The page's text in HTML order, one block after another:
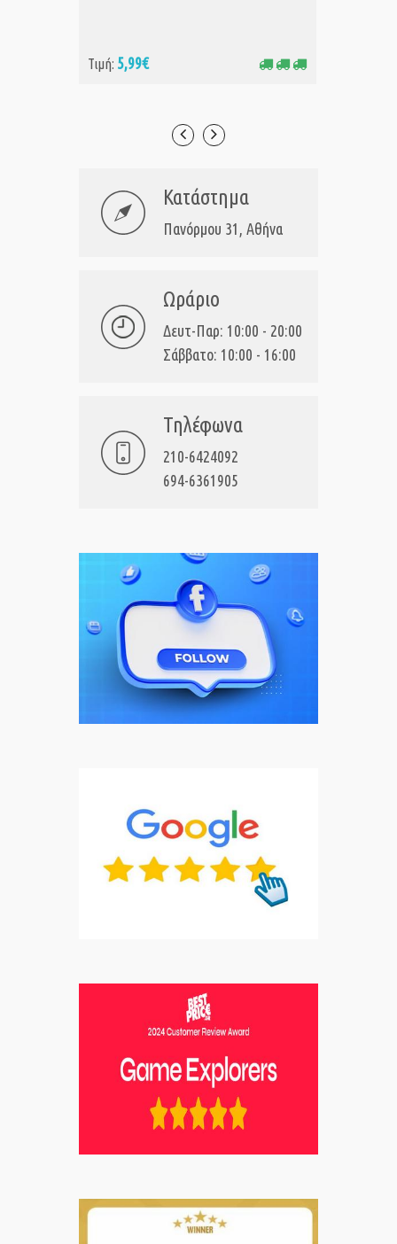
Τιμή: 5,99€
Κατάστημα
Πανόρμου 31, Αθήνα
Ωράριο
Δευτ-Παρ: 10:00 - 20:00
Σάββατο: 10:00 - 16:00
Τηλέφωνα
210-6424092
694-6361905